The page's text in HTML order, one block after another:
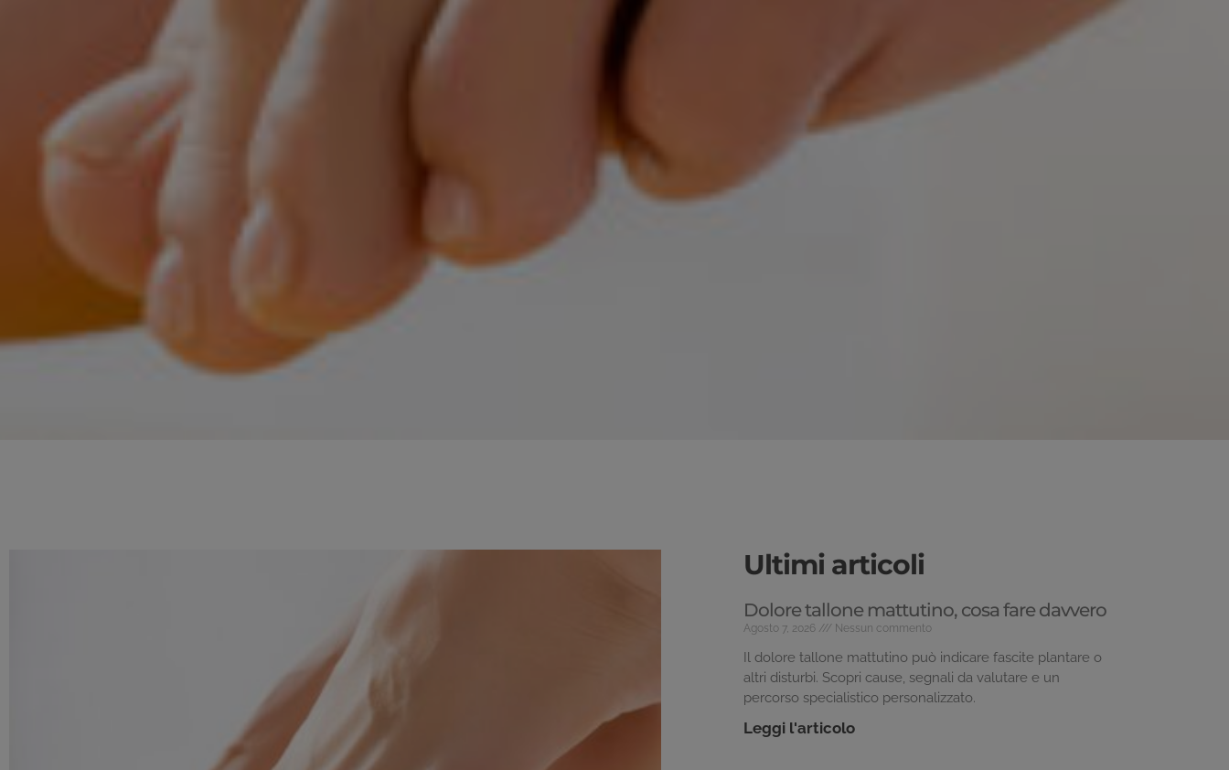
Ultimi articoli
Dolore tallone mattutino, cosa fare davvero
Agosto 7, 2026 Nessun commento
Il dolore tallone mattutino può indicare fascite plantare o
altri disturbi. Scopri cause, segnali da valutare e un
percorso specialistico personalizzato.
Leggi l'articolo